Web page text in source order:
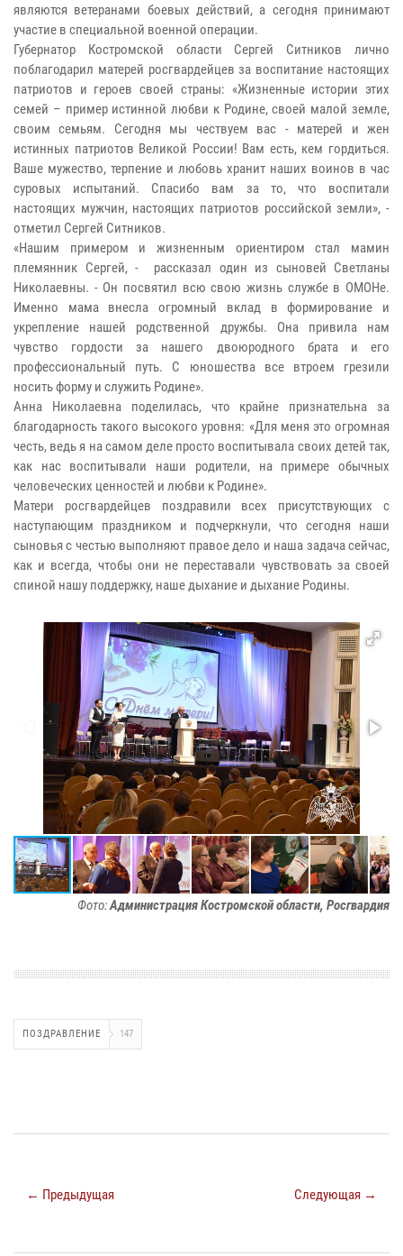
являются ветеранами боевых действий, а сегодня принимают
участие в специальной военной операции.
Губернатор Костромской области Сергей Ситников лично
поблагодарил матерей росгвардейцев за воспитание настоящих
патриотов и героев своей страны: «Жизненные истории этих
семей – пример истинной любви к Родине, своей малой земле,
своим семьям. Сегодня мы чествуем вас - матерей и жен
истинных патриотов Великой России! Вам есть, кем гордиться.
Ваше мужество, терпение и любовь хранит наших воинов в час
суровых испытаний. Спасибо вам за то, что воспитали
настоящих мужчин, настоящих патриотов российской земли», -
отметил Сергей Ситников.
«Нашим примером и жизненным ориентиром стал мамин
племянник Сергей, - рассказал один из сыновей Светланы
Николаевны. - Он посвятил всю свою жизнь службе в ОМОНе.
Именно мама внесла огромный вклад в формирование и
укрепление нашей родственной дружбы. Она привила нам
чувство гордости за нашего двоюродного брата и его
профессиональный путь. С юношества все втроем грезили
носить форму и служить Родине».
Анна Николаевна поделилась, что крайне признательна за
благодарность такого высокого уровня: «Для меня это огромная
честь, ведь я на самом деле просто воспитывала своих детей так,
как нас воспитывали наши родители, на примере обычных
человеческих ценностей и любви к Родине».
Матери росгвардейцев поздравили всех присутствующих с
наступающим праздником и подчеркнули, что сегодня наши
сыновья с честью выполняют правое дело и наша задача сейчас,
как и всегда, чтобы они не переставали чувствовать за своей
спиной нашу поддержку, наше дыхание и дыхание Родины.
Фото:Администрация Костромской области, Росгвардия
ПОЗДРАВЛЕНИЕ 147
← Предыдущая Следующая →